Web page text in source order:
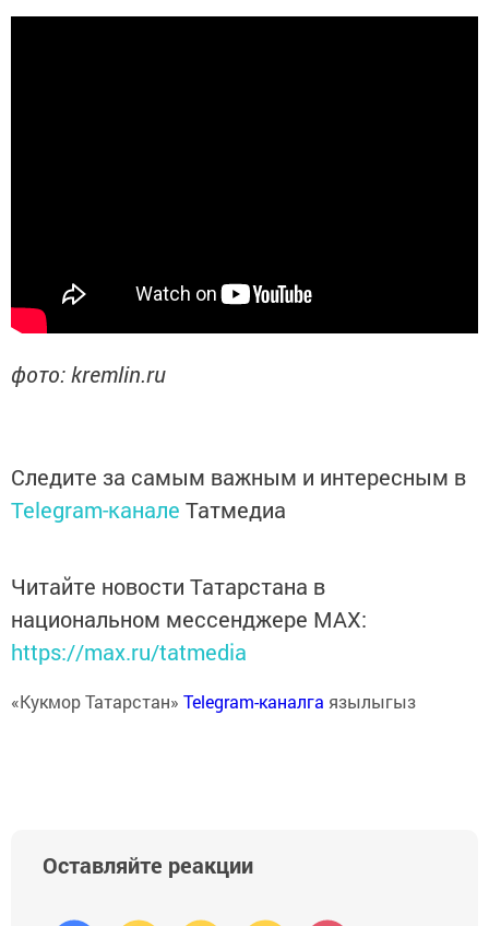
фото: kremlin.ru
Следите за самым важным и интересным в
Telegram-канале Татмедиа
Читайте новости Татарстана в
национальном мессенджере MАХ:
https://max.ru/tatmedia
«Кукмор Татарстан» Telegram-каналга язылыгыз
Оставляйте реакции